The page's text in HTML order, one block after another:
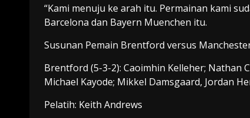
“Kami menuju ke arah itu. Permainan kami
Barcelona dan Bayern Muenchen itu.
Susunan Pemain Brentford versus
Brentford (5-3-2): Caoimhin Kelleher; Nathan
Michael Kayode; Mikkel Damsgaard, Jordan
Pelatih: Keith Andrews